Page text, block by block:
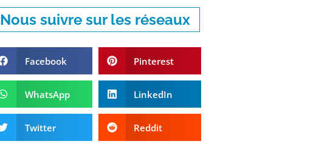
Nous suivre sur les réseaux
Facebook Pinterest
WhatsApp LinkedIn
Twitter Reddit